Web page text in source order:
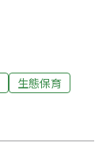
生態保育